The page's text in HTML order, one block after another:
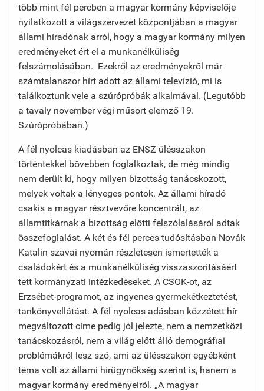
több mint fél percben a magyar kormány képviselője
nyilatkozott a világszervezet központjában a magyar
állami híradónak arról, hogy a magyar kormány milyen
eredményeket ért el a munkanélküliség
felszámolásában. Ezekről az eredményekről már
számtalanszor hírt adott az állami televízió, mi is
találkoztunk vele a szúrópróbák alkalmával. (Legutóbb
a tavaly november végi műsort elemző 19.
Szúrópróbában.)
A fél nyolcas kiadásban az ENSZ ülésszakon
történtekkel bővebben foglalkoztak, de még mindig
nem derült ki, hogy milyen bizottság tanácskozott,
melyek voltak a lényeges pontok. Az állami híradó
csakis a magyar résztvevőre koncentrált, az
államtitkárnak a bizottság előtti felszólalásáról adtak
összefoglalást. A két és fél perces tudósításban Novák
Katalin szavai nyomán részletesen ismertették a
családokért és a munkanélküliség visszaszorításáért
tett kormányzati intézkedéseket. A CSOK-ot, az
Erzsébet-programot, az ingyenes gyermekétkeztetést,
tankönyvellátást. A fél nyolcas adásban közzétett hír
megváltozott címe pedig jól jelezte, nem a nemzetközi
tanácskozásról, nem a világ előtt álló demográfiai
problémákról lesz szó, ami az ülésszakon egyébként
téma volt az állami hírügynökség szerint is, hanem a
magyar kormány eredményeiről. „A magyar